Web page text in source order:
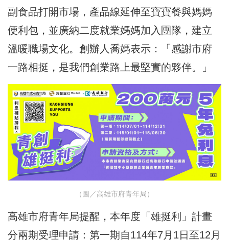
副食品打開市場，產品線延伸至寶寶餐與媽媽
便利包，並廣納二度就業媽媽加入團隊，建立
溫暖職場文化。創辦人喬媽表示：「感謝市府
一路相挺，是我們創業路上最堅實的夥伴。」
（圖／高雄市府青年局）
高雄市府青年局提醒，本年度「雄挺利」計畫
分兩期受理申請：第一期自114年7月1日至12月